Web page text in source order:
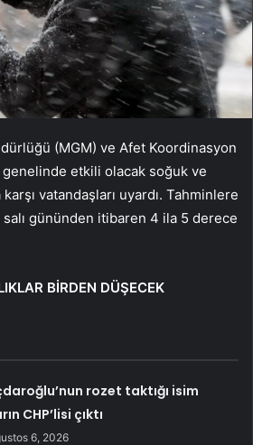
(MGM) ve Afet Koordinasyon
etkili olacak soğuk ve
karşı vatandaşları uyardı. Tahminlere
salı gününden itibaren 4 ila 5 derece
BİRDEN DÜŞECEK
rozet taktığı isim
CHP’lisi çıktı
6, 2026